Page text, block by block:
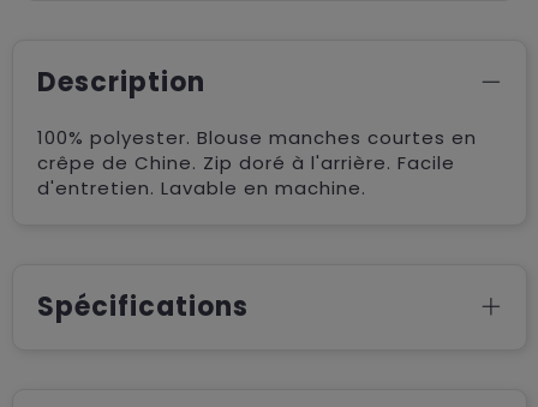
Description
100% polyester. Blouse manches courtes en
crêpe de Chine. Zip doré à l'arrière. Facile
d'entretien. Lavable en machine.
Spécifications